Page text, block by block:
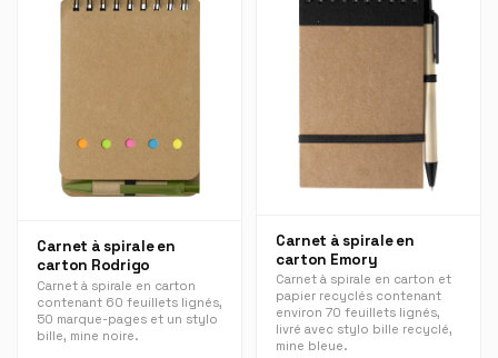
Carnet à spirale en
carton Rodrigo
Carnet à spirale en carton
contenant 60 feuillets lignés,
50 marque-pages et un stylo
bille, mine noire.
Carnet à spirale en
carton Emory
Carnet à spirale en carton et
papier recyclés contenant
environ 70 feuillets lignés,
livré avec stylo bille recyclé,
mine bleue.